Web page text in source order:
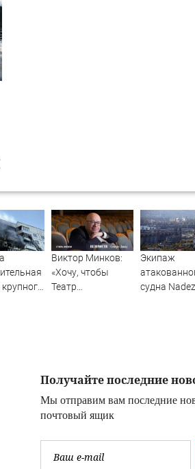
Виктор Минков:
«Хочу, чтобы
Театр
Экипаж
судна
Получайте последние
Мы отправим вам последние
почтовый ящик